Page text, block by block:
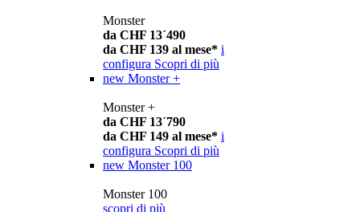
Monster
da CHF 13´490
da CHF 139 al mese* i
configura Scopri di più
new Monster +
Monster +
da CHF 13´790
da CHF 149 al mese* i
configura Scopri di più
new Monster 100
Monster 100
scopri di più